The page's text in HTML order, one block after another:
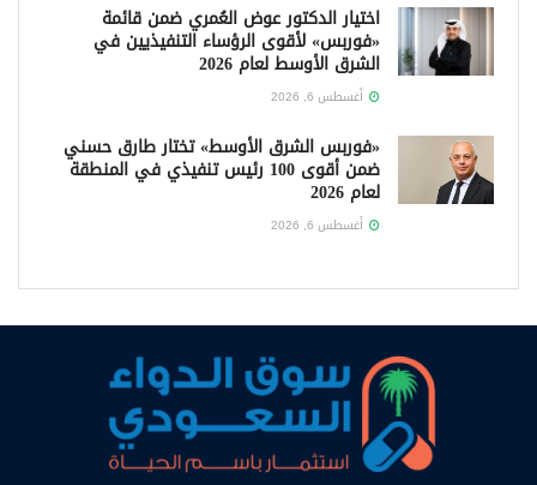
اختيار الدكتور عوض العُمري ضمن قائمة
«فوربس» لأقوى الرؤساء التنفيذيين في
الشرق الأوسط لعام 2026
أغسطس 6, 2026
«فوربس الشرق الأوسط» تختار طارق حسني
ضمن أقوى 100 رئيس تنفيذي في المنطقة
لعام 2026
أغسطس 6, 2026